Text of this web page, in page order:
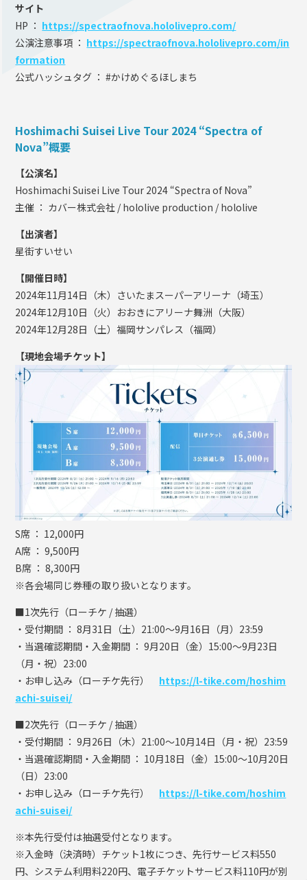
サイト
HP ： https://spectraofnova.hololivepro.com/
公演注意事項 ： https://spectraofnova.hololivepro.com/in
formation
公式ハッシュタグ ： #かけめぐるほしまち
Hoshimachi Suisei Live Tour 2024 “Spectra of
Nova”概要
【公演名】
Hoshimachi Suisei Live Tour 2024 “Spectra of Nova”
主催 ： カバー株式会社 / hololive production / hololive
【出演者】
星街すいせい
【開催日時】
2024年11月14日（木）さいたまスーパーアリーナ（埼玉）
2024年12月10日（火）おおきにアリーナ舞洲（大阪）
2024年12月28日（土）福岡サンパレス（福岡）
【現地会場チケット】
S席 ： 12,000円
A席 ： 9,500円
B席 ： 8,300円
※各会場同じ券種の取り扱いとなります。
■1次先行（ローチケ / 抽選）
・受付期間 ： 8月31日（土）21:00〜9月16日（月）23:59
・当選確認期間・入金期間 ： 9月20日（金）15:00〜9月23日
（月・祝）23:00
・お申し込み（ローチケ先行） https://l-tike.com/hoshim
achi-suisei/
■2次先行（ローチケ / 抽選）
・受付期間 ： 9月26日（木）21:00〜10月14日（月・祝）23:59
・当選確認期間・入金期間 ： 10月18日（金）15:00〜10月20日
（日）23:00
・お申し込み（ローチケ先行） https://l-tike.com/hoshim
achi-suisei/
※本先行受付は抽選受付となります。
※入金時（決済時）チケット1枚につき、先行サービス料550
円、システム利用料220円、電子チケットサービス料110円が別